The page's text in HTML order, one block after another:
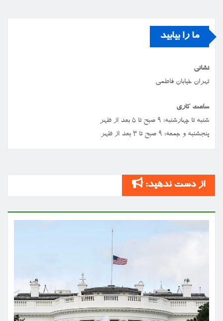
ما را بیابید
نشانی
تهران خیابان فاطمی
ساعت کاری
شنبه تا چهارشنبه: ۹ صبح تا ۵ بعد از ظهر
پنجشنبه و جمعه: ۹ صبح تا ۳ بعد از ظهر
از دست ندهید: